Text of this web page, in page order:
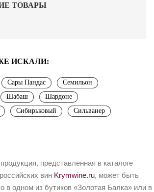
ТОВАРЫ
ИСКАЛИ:
Сары Пандас
Семильон
Шабаш
Шардоне
Сибирьковый
Сильванер
представленная в каталоге
вин Krymwine.ru, может быть
в одном из бутиков «Золотая Балка» или в